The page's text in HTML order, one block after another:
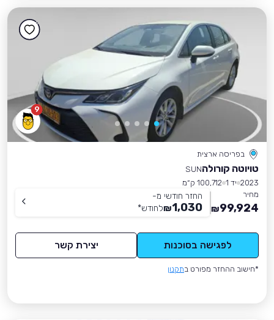
9
בפריסה ארצית
טויוטה קורולהSUN
2023 יד 1
100,712 ק״מ
מחיר
99,924
₪
החזר חודשי מ-
1,030
₪לחודש*
לפגישה בסוכנות יצירת קשר
*חישוב ההחזר מפורט בתקנון